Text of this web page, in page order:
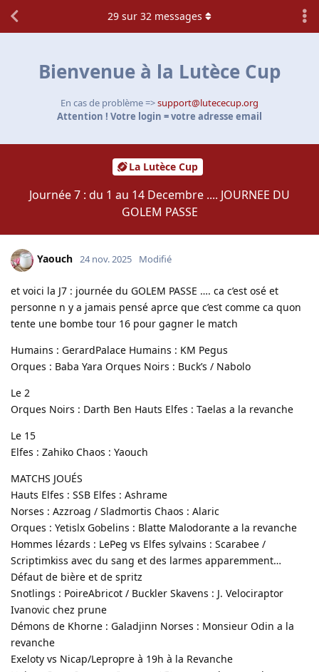
Bienvenue à la Lutèce Cup
En cas de problème =>support@lutececup.org
Attention ! Votre login = votre adresse email
La Lutèce Cup
Journée 7 : du 1 au 14 Decembre .... JOURNEE DU
GOLEM PASSE
29 sur 32 messages
Yaouch 24 nov. 2025 Modifié
et voici la J7 : journée du GOLEM PASSE …. ca c’est osé et
personne n y a jamais pensé aprce que c’est comme ca quon
tente une bombe tour 16 pour gagner le match
Humains : GerardPalace Humains : KM Pegus
Orques : Baba Yara Orques Noirs : Buck’s / Nabolo
Le 2
Orques Noirs : Darth Ben Hauts Elfes : Taelas a la revanche
Le 15
Elfes : Zahiko Chaos : Yaouch
MATCHS JOUÉS
Hauts Elfes : SSB Elfes : Ashrame
Norses : Azzroag / Sladmortis Chaos : Alaric
Orques : Yetislx Gobelins : Blatte Malodorante a la revanche
Hommes lézards : LePeg vs Elfes sylvains : Scarabee /
Scriptimkiss avec du sang et des larmes apparemment…
Défaut de bière et de spritz
Snotlings : PoireAbricot / Buckler Skavens : J. Velociraptor
Ivanovic chez prune
Démons de Khorne : Galadjinn Norses : Monsieur Odin a la
revanche
Exeloty vs Nicap/Lepropre à 19h à la Revanche